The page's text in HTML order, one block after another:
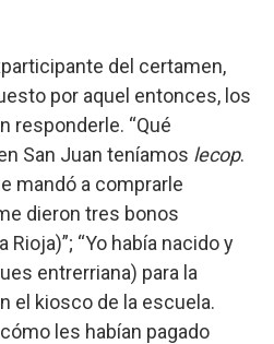
del certamen,
por aquel entonces, los
responderle. “Qué
San Juan teníamos lecop.
mandó a comprarle
dieron tres bonos
“Yo había nacido y
entrerriana) para la
el kiosco de la escuela.
les habían pagado